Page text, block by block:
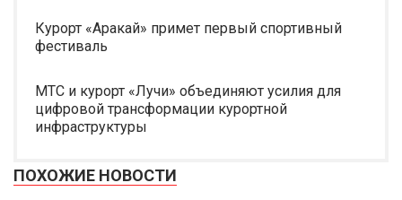
Курорт «Аракай» примет первый спортивный
фестиваль
МТС и курорт «Лучи» объединяют усилия для
цифровой трансформации курортной
инфраструктуры
ПОХОЖИЕ НОВОСТИ